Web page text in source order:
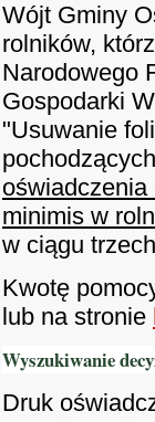
Wójt Gminy
rolników,
Narodowego
Gospodarki
"Usuwanie
minimis w
w ciągu
Kwotę
lub na stronie
Wyszukiwanie
Druk